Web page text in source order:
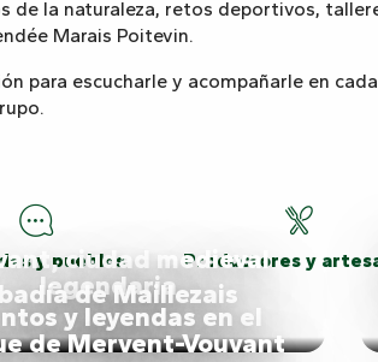
de la naturaleza, retos deportivos,
Marais Poitevin.
para escucharle y acompañarle en
y pueblos Productores y
ciudad medieval
legendaria
de Maillezais
y leyendas en el
de Mervent-Vouvant